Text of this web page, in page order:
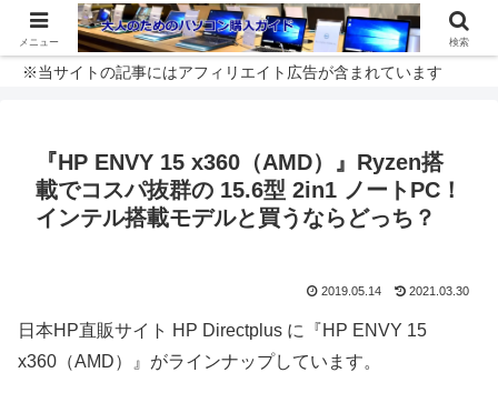
※当サイトの記事にはアフィリエイト広告が含まれています
『HP ENVY 15 x360（AMD）』Ryzen搭
載でコスパ抜群の 15.6型 2in1 ノートPC！
インテル搭載モデルと買うならどっち？
2019.05.14 2021.03.30
日本HP直販サイト HP Directplus に『HP ENVY 15
x360（AMD）』がラインナップしています。
メニュー 検索